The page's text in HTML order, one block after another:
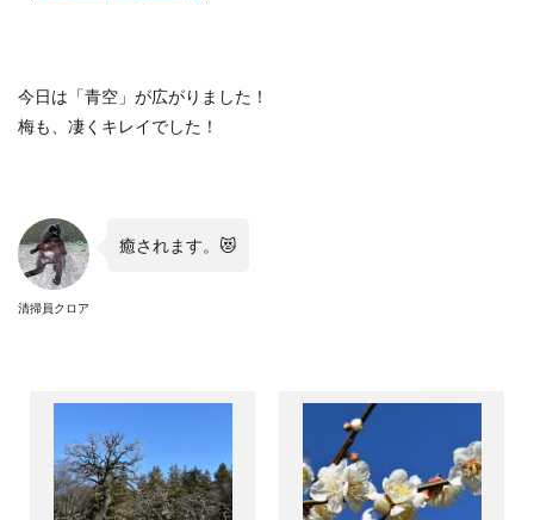
今日は「青空」が広がりました！
梅も、凄くキレイでした！
清掃員クロア
癒されます。😻